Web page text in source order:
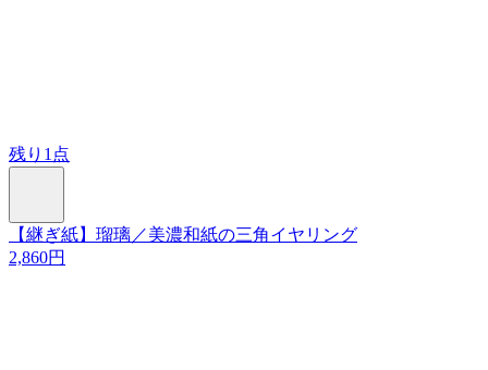
残り1点
【継ぎ紙】瑠璃／美濃和紙の三角イヤリング
2,860円